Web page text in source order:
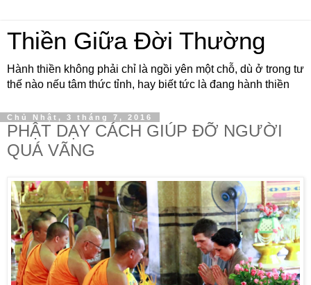
Thiền Giữa Đời Thường
Hành thiền không phải chỉ là ngồi yên một chỗ, dù ở trong tư
thế nào nếu tâm thức tỉnh, hay biết tức là đang hành thiền
Chủ Nhật, 3 tháng 7, 2016
PHẬT DẠY CÁCH GIÚP ĐỠ NGƯỜI
QUÁ VÃNG